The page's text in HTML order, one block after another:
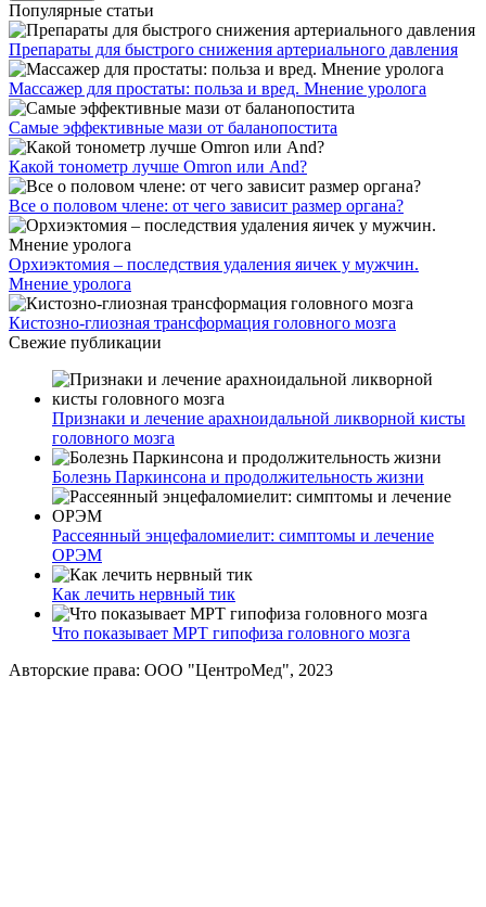
Популярные статьи
Препараты для быстрого снижения артериального давления
Массажер для простаты: польза и вред. Мнение уролога
Самые эффективные мази от баланопостита
Какой тонометр лучше Omron или And?
Все о половом члене: от чего зависит размер органа?
Орхиэктомия – последствия удаления яичек у мужчин.
Мнение уролога
Кистозно-глиозная трансформация головного мозга
Свежие публикации
Признаки и лечение арахноидальной ликворной кисты
головного мозга
Болезнь Паркинсона и продолжительность жизни
Рассеянный энцефаломиелит: симптомы и лечение
ОРЭМ
Как лечить нервный тик
Что показывает МРТ гипофиза головного мозга
Авторские права: ООО "ЦентроМед", 2023